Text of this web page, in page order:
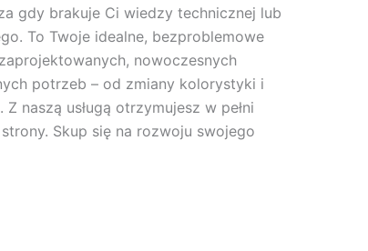
gdy brakuje Ci wiedzy technicznej lub
To Twoje idealne, bezproblemowe
nowoczesnych
potrzeb – od zmiany kolorystyki i
naszą usługą otrzymujesz w pełni
Skup się na rozwoju swojego